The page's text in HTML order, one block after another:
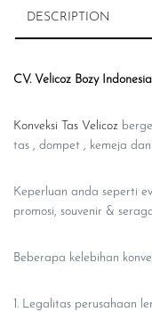
DESCRIPTION
CV. Velicoz Bozy Indonesia
Konveksi Tas Velicoz
tas , dompet , kemeja
Keperluan anda seperti
promosi, souvenir &
Beberapa kelebihan
1. Legalitas perusahaan